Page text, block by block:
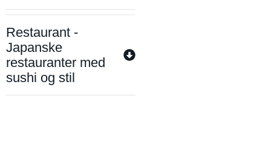
Restaurant -
Japanske
restauranter med
sushi og stil